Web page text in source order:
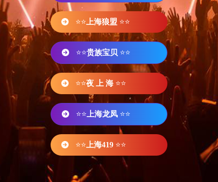
⭐⭐ 上海狼盟 ⭐⭐
⭐⭐贵族宝贝 ⭐⭐
⭐⭐夜 上 海 ⭐⭐
⭐⭐ 上海龙凤 ⭐⭐
⭐⭐ 上海419 ⭐⭐